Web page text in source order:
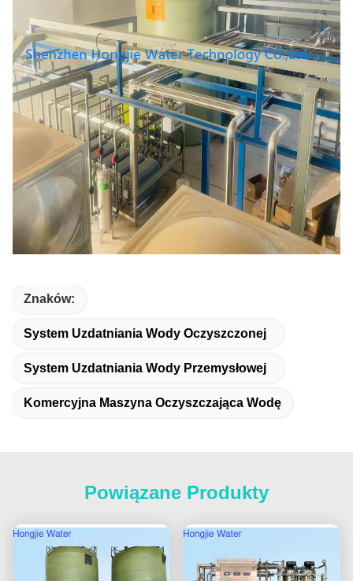
Znaków:
System Uzdatniania Wody Oczyszczonej
System Uzdatniania Wody Przemysłowej
Komercyjna Maszyna Oczyszczająca Wodę
Powiązane Produkty